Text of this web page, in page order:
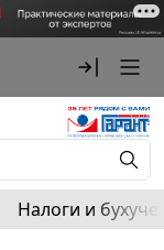
Налоги и